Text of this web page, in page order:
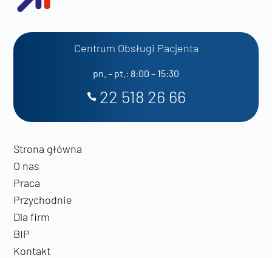
Centrum Obsługi Pacjenta
pn. – pt.: 8:00 – 15:30
22 518 26 66
Strona główna
O nas
Praca
Przychodnie
Dla firm
BIP
Kontakt